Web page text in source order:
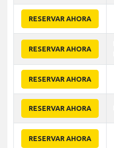
RESERVAR AHORA
RESERVAR AHORA
RESERVAR AHORA
RESERVAR AHORA
RESERVAR AHORA